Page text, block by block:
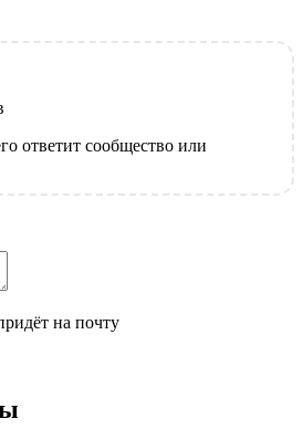
ответит сообщество или
на почту